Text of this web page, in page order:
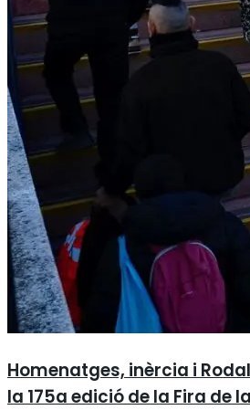
Homenatges, inèrcia i
la 175a edició de la Fira de